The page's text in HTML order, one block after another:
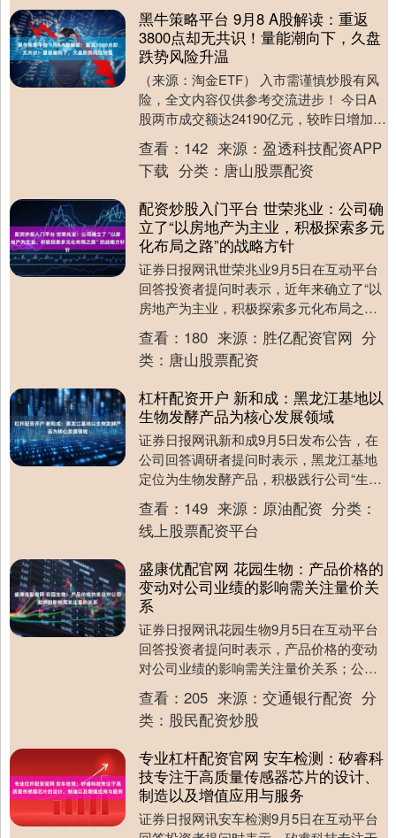
黑牛策略平台 9月8 A股解读：重返
3800点却无共识！量能潮向下，久盘
跌势风险升温
（来源：淘金ETF） 入市需谨慎炒股有风
险，全文内容仅供参考交流进步！ 今日A
股两市成交额达24190亿元，较昨日增加
1141亿元，量能虽有提升，但市场分歧却
贯....
查看： 142 来源： 盈透科技配资APP
下载 分类： 唐山股票配资
配资炒股入门平台 世荣兆业：公司确
立了“以房地产为主业，积极探索多元
化布局之路”的战略方针
证券日报网讯世荣兆业9月5日在互动平台
回答投资者提问时表示，近年来确立了“以
房地产为主业，积极探索多元化布局之
路”的战略方针，除聚焦房地产主业外，还
积极推动集中....
查看： 180 来源： 胜亿配资官网 分
类： 唐山股票配资
杠杆配资开户 新和成：黑龙江基地以
生物发酵产品为核心发展领域
证券日报网讯新和成9月5日发布公告，在
公司回答调研者提问时表示，黑龙江基地
定位为生物发酵产品，积极践行公司“生物
+”战略，目前已布局维生素C、辅酶Q10、
维生素....
查看： 149 来源： 原油配资 分类：
线上股票配资平台
盛康优配官网 花园生物：产品价格的
变动对公司业绩的影响需关注量价关
系
证券日报网讯花园生物9月5日在互动平台
回答投资者提问时表示，产品价格的变动
对公司业绩的影响需关注量价关系；公司
业绩由公司所有产品共同支撑，请理性评
估单一产品对公....
查看： 205 来源： 交通银行配资 分
类： 股民配资炒股
专业杠杆配资官网 安车检测：矽睿科
技专注于高质量传感器芯片的设计、
制造以及增值应用与服务
证券日报网讯安车检测9月5日在互动平台